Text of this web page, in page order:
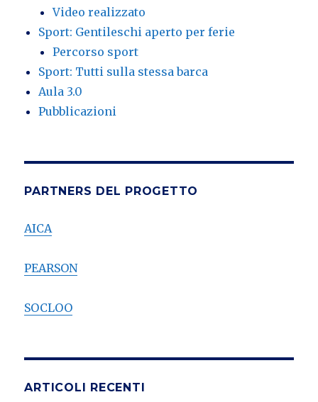
Video realizzato
Sport: Gentileschi aperto per ferie
Percorso sport
Sport: Tutti sulla stessa barca
Aula 3.0
Pubblicazioni
PARTNERS DEL PROGETTO
AICA
PEARSON
SOCLOO
ARTICOLI RECENTI